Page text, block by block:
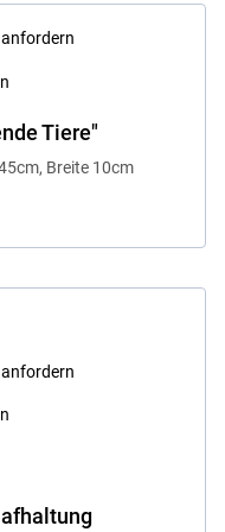
Tiere"
Breite 10cm